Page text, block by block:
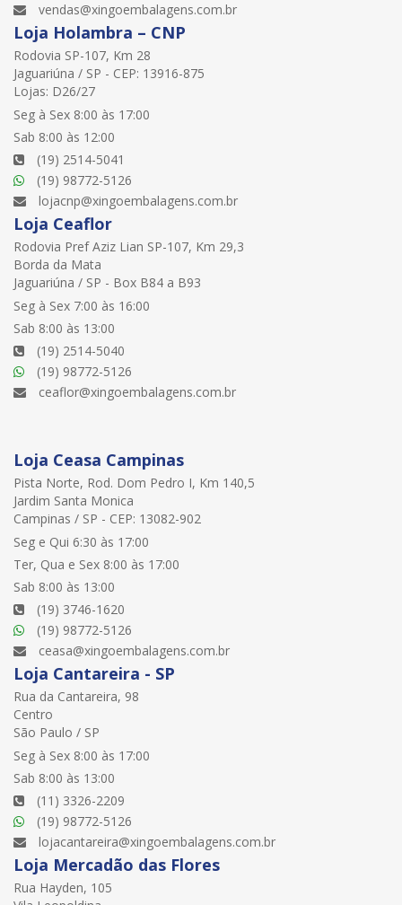
vendas@xingoembalagens.com.br
Loja Holambra – CNP
Rodovia SP-107, Km 28
Jaguariúna / SP - CEP: 13916-875
Lojas: D26/27
Seg à Sex 8:00 às 17:00
Sab 8:00 às 12:00
(19) 2514-5041
(19) 98772-5126
lojacnp@xingoembalagens.com.br
Loja Ceaflor
Rodovia Pref Aziz Lian SP-107, Km 29,3
Borda da Mata
Jaguariúna / SP - Box B84 a B93
Seg à Sex 7:00 às 16:00
Sab 8:00 às 13:00
(19) 2514-5040
(19) 98772-5126
ceaflor@xingoembalagens.com.br
Loja Ceasa Campinas
Pista Norte, Rod. Dom Pedro I, Km 140,5
Jardim Santa Monica
Campinas / SP - CEP: 13082-902
Seg e Qui 6:30 às 17:00
Ter, Qua e Sex 8:00 às 17:00
Sab 8:00 às 13:00
(19) 3746-1620
(19) 98772-5126
ceasa@xingoembalagens.com.br
Loja Cantareira - SP
Rua da Cantareira, 98
Centro
São Paulo / SP
Seg à Sex 8:00 às 17:00
Sab 8:00 às 13:00
(11) 3326-2209
(19) 98772-5126
lojacantareira@xingoembalagens.com.br
Loja Mercadão das Flores
Rua Hayden, 105